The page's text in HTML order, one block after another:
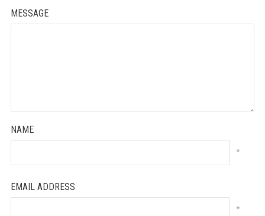
MESSAGE
NAME
*
EMAIL ADDRESS
*